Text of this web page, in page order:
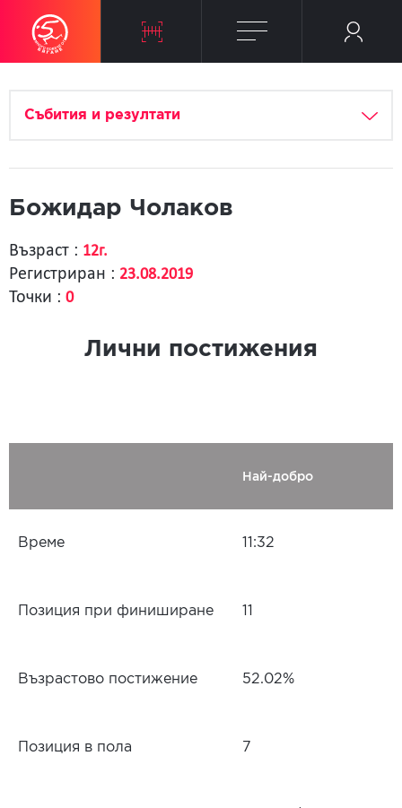
Събития и резултати
Божидар Чолаков
Възраст : 12г.
Регистриран : 23.08.2019
Точки : 0
Лични постижения
Най-добро
Време 11:32
Позиция при финиширане
Възрастово постижение 52.02%
Позиция в пола 7